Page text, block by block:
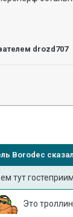
drozd707
Borodec
тут
Это